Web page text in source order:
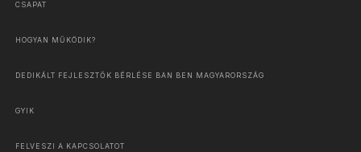
CSAPAT
HOGYAN MŰKÖDIK?
DEDIKÁLT FEJLESZTŐK BÉRLÉSE BAN BEN MAGYARORSZÁG
GYIK
FELVESZI A KAPCSOLATOT